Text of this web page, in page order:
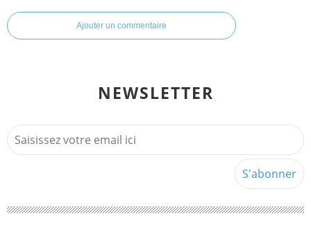
Ajouter un commentaire
NEWSLETTER